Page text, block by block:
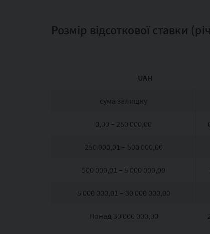
Розмір відсоткової ставки
UAH
сума залишку
0,00 – 250 000,00
250 000,01 – 500 000,00
500 000,01 – 5 000 000,00
5 000 000,01 – 30 000 000,00
Понад 30 000 000,00